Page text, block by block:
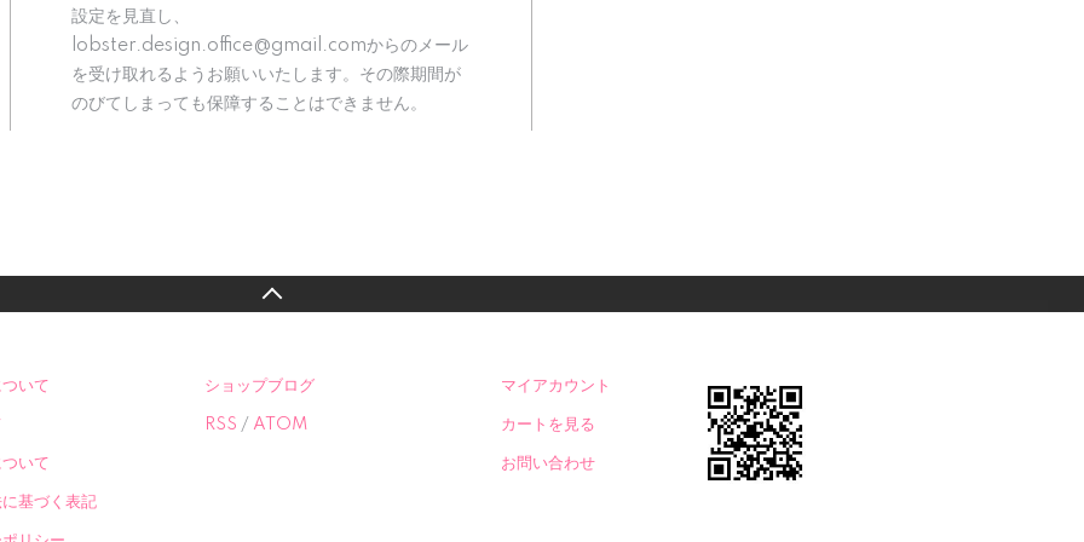
設定を見直し、
lobster.design.office@gmail.comからのメール
を受け取れるようお願いいたします。その際期間が
のびてしまっても保障することはできません。
いて
いて
基づく表記
ショップブログ
RSS / ATOM
マイアカウント
カートを見る
お問い合わせ